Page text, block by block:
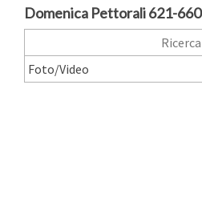
Domenica Pettorali 621-660